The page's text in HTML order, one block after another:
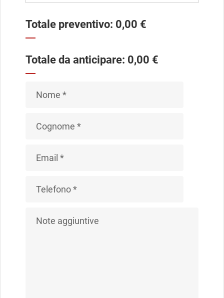
Totale preventivo: 0,00 €
Totale da anticipare: 0,00 €